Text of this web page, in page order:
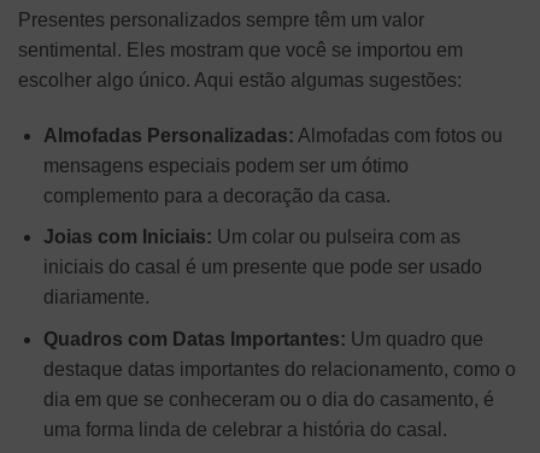
Presentes personalizados sempre têm um valor
sentimental. Eles mostram que você se importou em
escolher algo único. Aqui estão algumas sugestões:
Almofadas Personalizadas: Almofadas com fotos ou
mensagens especiais podem ser um ótimo
complemento para a decoração da casa.
Joias com Iniciais: Um colar ou pulseira com as
iniciais do casal é um presente que pode ser usado
diariamente.
Quadros com Datas Importantes: Um quadro que
destaque datas importantes do relacionamento, como o
dia em que se conheceram ou o dia do casamento, é
uma forma linda de celebrar a história do casal.